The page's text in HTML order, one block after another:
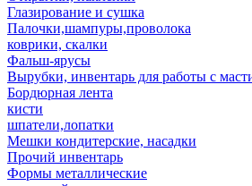
Глазирование и сушка
Палочки,шампуры,проволока
коврики, скалки
Фальш-ярусы
Вырубки, инвентарь для работы с
Бордюрная лента
кисти
шпатели,лопатки
Мешки кондитерские, насадки
Прочий инвентарь
Формы металлические